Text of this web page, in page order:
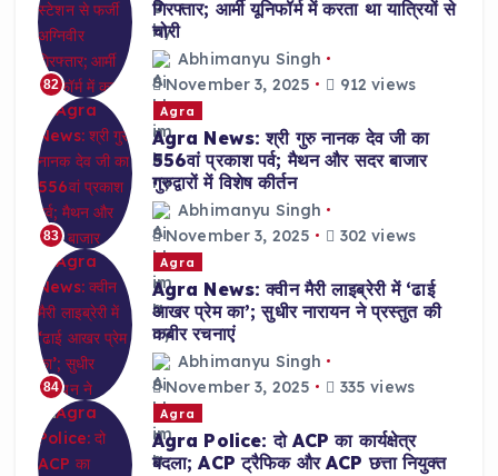
82
गिरफ्तार; आर्मी यूनिफॉर्म में करता था यात्रियों से
चोरी
Abhimanyu Singh
November 3, 2025
912 views
83
Agra
Agra News: श्री गुरु नानक देव जी का
556वां प्रकाश पर्व; मैथन और सदर बाजार
गुरुद्वारों में विशेष कीर्तन
Abhimanyu Singh
November 3, 2025
302 views
84
Agra
Agra News: क्वीन मैरी लाइब्रेरी में ‘ढाई
आखर प्रेम का’; सुधीर नारायन ने प्रस्तुत की
कबीर रचनाएं
Abhimanyu Singh
November 3, 2025
335 views
Agra
Agra Police: दो ACP का कार्यक्षेत्र
बदला; ACP ट्रैफिक और ACP छत्ता नियुक्त